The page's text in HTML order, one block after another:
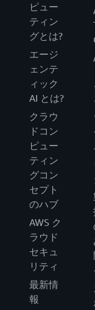
ピュー
ティン
グとは?
エージ
ェンテ
ィック
AI とは?
クラウ
ドコン
ピュー
ティン
グコン
セプト
のハブ
AWS ク
ラウド
セキュ
リティ
最新情
報